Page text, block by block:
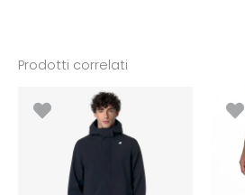
Prodotti correlati